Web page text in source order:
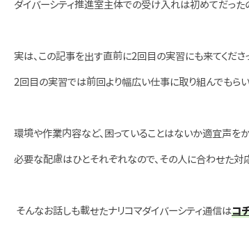
ダイバーシティ推進室主体での受け入れは初めてだった
実は、この記事を出す直前に2回目の実習にも来てくださ
2回目の実習では前回より幅広い仕事に取り組んでもらい
環境や作業内容など、困っていることはないか適宜声を
必要な配慮はひとそれぞれなので、その人に合わせた対
そんなお話しも載せたナリコマダイバーシティ通信はコ